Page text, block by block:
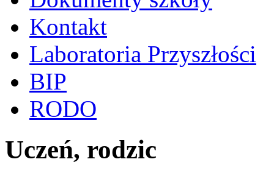
Kontakt
Laboratoria Przyszłości
BIP
RODO
Uczeń, rodzic